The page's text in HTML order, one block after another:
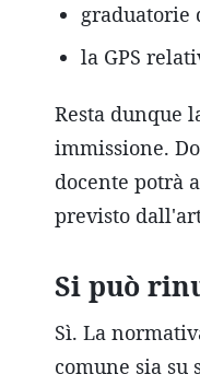
graduatorie
la GPS
Resta dunque
immissione.
docente potrà
previsto
Si può
Sì. La
comune sia su